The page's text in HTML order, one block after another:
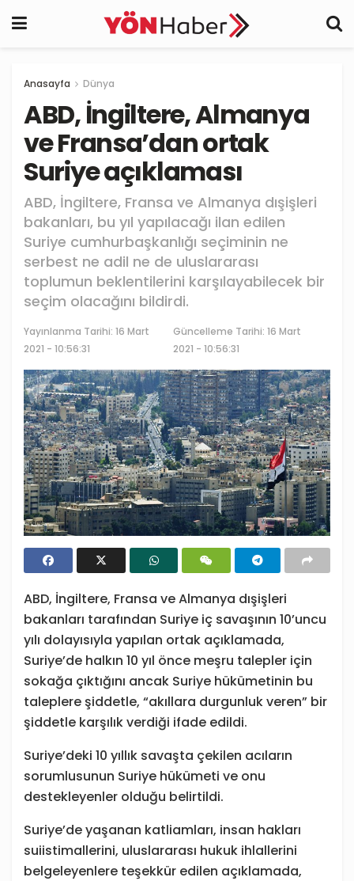
Anasayfa Dünya
ABD, İngiltere, Almanya
ve Fransa’dan ortak
Suriye açıklaması
ABD, İngiltere, Fransa ve Almanya dışişleri
bakanları, bu yıl yapılacağı ilan edilen
Suriye cumhurbaşkanlığı seçiminin ne
serbest ne adil ne de uluslararası
toplumun beklentilerini karşılayabilecek bir
seçim olacağını bildirdi.
Yayınlanma Tarihi: 16 Mart
2021 - 10:56:31
Güncelleme Tarihi: 16 Mart
2021 - 10:56:31
ABD, İngiltere, Fransa ve Almanya dışişleri
bakanları tarafından Suriye iç savaşının 10’uncu
yılı dolayısıyla yapılan ortak açıklamada,
Suriye’de halkın 10 yıl önce meşru talepler için
sokağa çıktığını ancak Suriye hükümetinin bu
taleplere şiddetle, “akıllara durgunluk veren” bir
şiddetle karşılık verdiği ifade edildi.
Suriye’deki 10 yıllık savaşta çekilen acıların
sorumlusunun Suriye hükümeti ve onu
destekleyenler olduğu belirtildi.
Suriye’de yaşanan katliamları, insan hakları
suiistimallerini, uluslararası hukuk ihlallerini
belgeleyenlere teşekkür edilen açıklamada,